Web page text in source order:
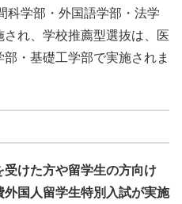
科学部・外国語学部・法学
れ、学校推薦型選抜は、医
・基礎工学部で実施されま
受けた方や留学生の方向け
国人留学生特別入試が実施